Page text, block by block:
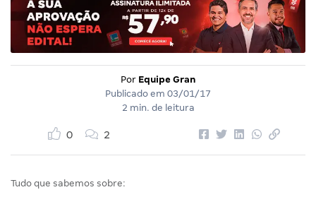
Por Equipe Gran
Publicado em 03/01/17
2 min. de leitura
0 2
Tudo que sabemos sobre: